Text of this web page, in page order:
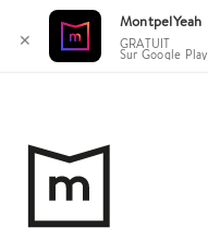
contenu
✕
MontpelYeah
GRATUIT
Sur Google Play